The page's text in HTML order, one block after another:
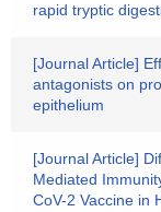
rapid tryptic
[Journal Article]
antagonists on
epithelium
[Journal Article]
Mediated
CoV-2 Vaccine in